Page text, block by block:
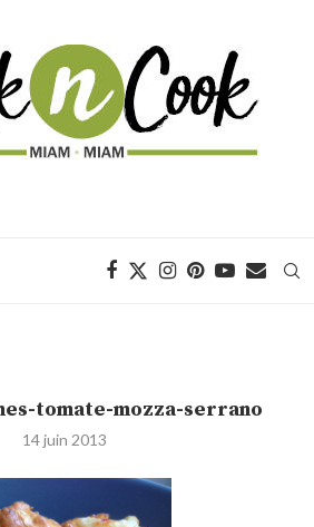
tomate-mozza-serrano
14 juin 2013